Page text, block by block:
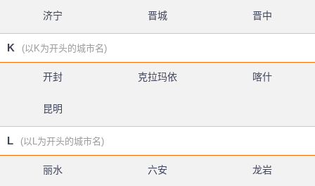
济宁 晋城 晋中
K (以K为开头的城市名)
开封 克拉玛依 喀什
昆明
L (以L为开头的城市名)
丽水 六安 龙岩